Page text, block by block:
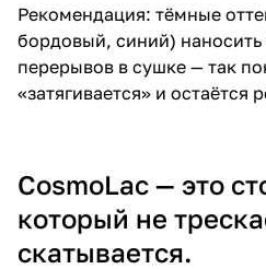
Рекомендация: тёмные
бордовый, синий)
перерывов в сушке — так
«затягивается» и остаётся
CosmoLac — это
который не
скатывается.